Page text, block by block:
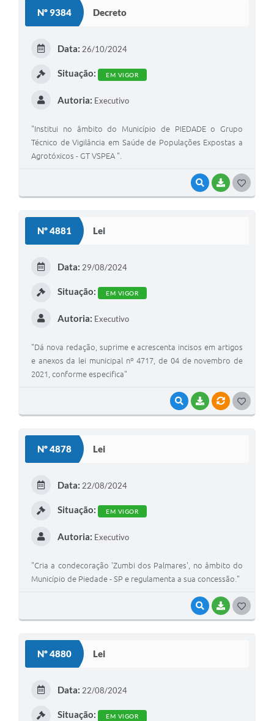
Nº 9384 Decreto
VISUALIZAR
BAIXAR
Data: 26/10/2024
Situação: EM VIGOR
Autoria: Executivo
"Institui no âmbito do Município de PIEDADE o Grupo
Técnico de Vigilância em Saúde de Populações Expostas a
Agrotóxicos - GT VSPEA ".
Nº 4881 Lei
VISUALIZAR
BAIXARVÍNCULOS
Data: 29/08/2024
Situação: EM VIGOR
Autoria: Executivo
"Dá nova redação, suprime e acrescenta incisos em artigos
e anexos da lei municipal nº 4717, de 04 de novembro de
2021, conforme especifica"
Nº 4878 Lei
VISUALIZAR
BAIXAR
Data: 22/08/2024
Situação: EM VIGOR
Autoria: Executivo
"Cria a condecoração 'Zumbi dos Palmares', no âmbito do
Município de Piedade - SP e regulamenta a sua concessão."
Nº 4880 Lei
Data: 22/08/2024
Situação: EM VIGOR